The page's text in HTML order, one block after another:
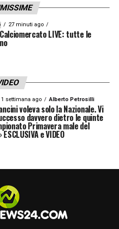
27 minuti ago
LIVE: tutte le
1 settimana ago Alberto Petrosilli
voleva solo la Nazionale. Vi
davvero dietro le quinte
Primavera male del
e VIDEO